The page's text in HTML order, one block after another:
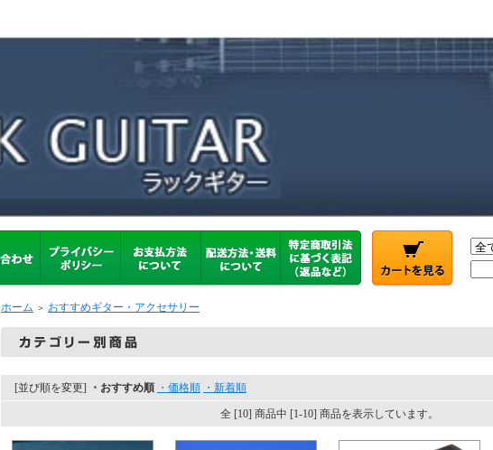
ホーム ＞ おすすめギター・アクセサリー
[並び順を変更] ・おすすめ順 ・価格順 ・新着順
全 [10] 商品中 [1-10] 商品を表示しています。